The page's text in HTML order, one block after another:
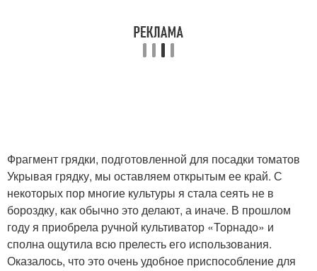
Фрагмент грядки, подготовленной для посадки томатов
Укрывая грядку, мы оставляем открытым ее край. С
некоторых пор многие культуры я стала сеять не в
бороздку, как обычно это делают, а иначе. В прошлом
году я приобрела ручной культиватор «Торнадо» и
сполна ощутила всю прелесть его использования.
Оказалось, что это очень удобное приспособление для